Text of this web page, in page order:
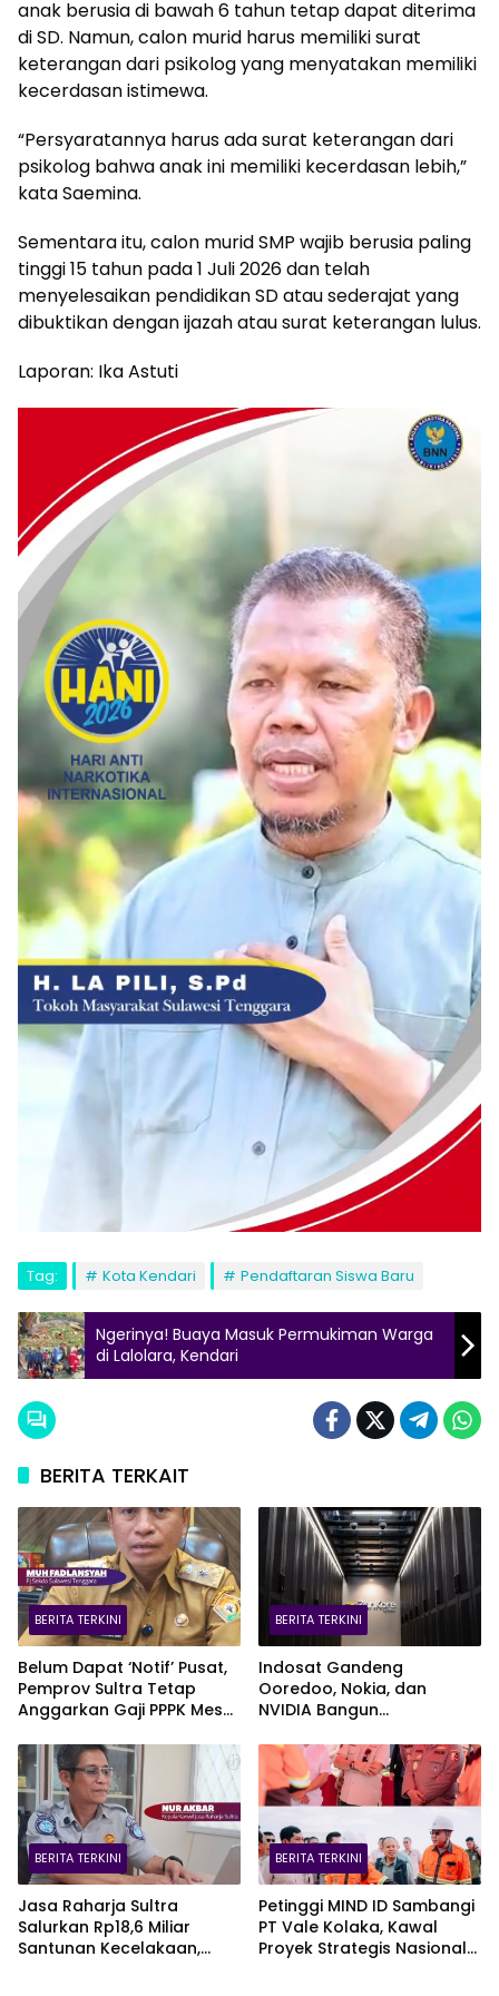
anak berusia di bawah 6 tahun tetap dapat diterima
di SD. Namun, calon murid harus memiliki surat
keterangan dari psikolog yang menyatakan memiliki
kecerdasan istimewa.
“Persyaratannya harus ada surat keterangan dari
psikolog bahwa anak ini memiliki kecerdasan lebih,”
kata Saemina.
Sementara itu, calon murid SMP wajib berusia paling
tinggi 15 tahun pada 1 Juli 2026 dan telah
menyelesaikan pendidikan SD atau sederajat yang
dibuktikan dengan ijazah atau surat keterangan lulus.
Laporan: Ika Astuti
Tag: Kota Kendari Pendaftaran Siswa Baru
Ngerinya! Buaya Masuk Permukiman Warga
di Lalolara, Kendari
BERITA TERKAIT
BERITA TERKINI
Belum Dapat ‘Notif’ Pusat,
Pemprov Sultra Tetap
Anggarkan Gaji PPPK Meski
BERITA TERKINI
Indosat Gandeng
Ooredoo, Nokia, dan
NVIDIA Bangun
Asia Tenggara Lewat
Zankore
BERITA TERKINI
Jasa Raharja Sultra
Salurkan Rp18,6 Miliar
Santunan Kecelakaan,
BERITA TERKINI
Petinggi MIND ID Sambangi
PT Vale Kolaka, Kawal
Proyek Strategis Nasional